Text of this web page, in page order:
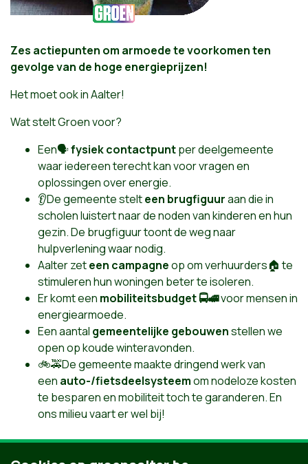
Zes actiepunten om armoede te voorkomen ten
gevolge van de hoge energieprijzen!
Het moet ook in Aalter!
Wat stelt Groen voor?
Een🗣fysiek contactpuntper deelgemeente
waar iedereen terecht kan voor vragen en
oplossingen over energie.
👂De gemeente stelteen brugfiguuraan die in
scholen luistert naar de noden van kinderen en hun
gezin. De brugfiguur toont de weg naar
hulpverlening waar nodig.
Aalter zeteen campagneop om verhuurders🏠te
stimuleren hun woningen beter te isoleren.
Er komt een mobiliteitsbudget 🚍🚅voor mensen in
energiearmoede.
Een aantal gemeentelijke gebouwenstellen we
open op koude winteravonden.
🚲🚕De gemeente maakte dringend werk van
een auto-/fietsdeelsysteemom nodeloze kosten
te besparen en mobiliteit toch te garanderen. En
ons milieu vaart er wel bij!